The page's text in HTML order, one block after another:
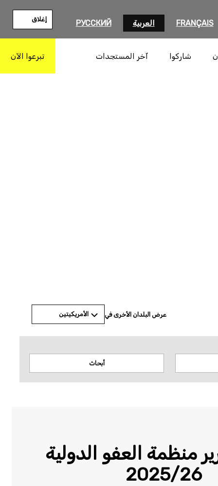
FRANÇAIS العربية РУССКИЙ إغلاق
شاركوا آخر المستجدات تبرعوا الآن
عرض البلدان الأخرى في الأمريكيتين
أبحاث
منظمة العفو الدولية
2025/26